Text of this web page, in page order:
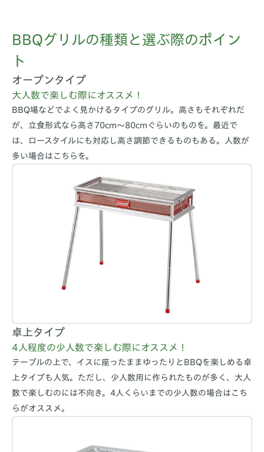
BBQグリルの種類と選ぶ際のポイン
ト
オープンタイプ
大人数で楽しむ際にオススメ！
BBQ場などでよく見かけるタイプのグリル。高さもそれぞれだ
が、立食形式なら高さ70cm～80cmぐらいのものを。最近で
は、ロースタイルにも対応し高さ調節できるものもある。人数が
多い場合はこちらを。
卓上タイプ
4人程度の少人数で楽しむ際にオススメ！
テーブルの上で、イスに座ったままゆったりとBBQを楽しめる卓
上タイプも人気。ただし、少人数用に作られたものが多く、大人
数で楽しむのには不向き。4人くらいまでの少人数の場合はこち
らがオススメ。